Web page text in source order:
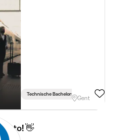
Technische Bachelors
Gent
👋